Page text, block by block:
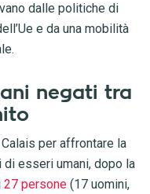
dalle politiche di
e da una mobilità
negati tra
per affrontare la
esseri umani, dopo la
27 persone(17 uomini,